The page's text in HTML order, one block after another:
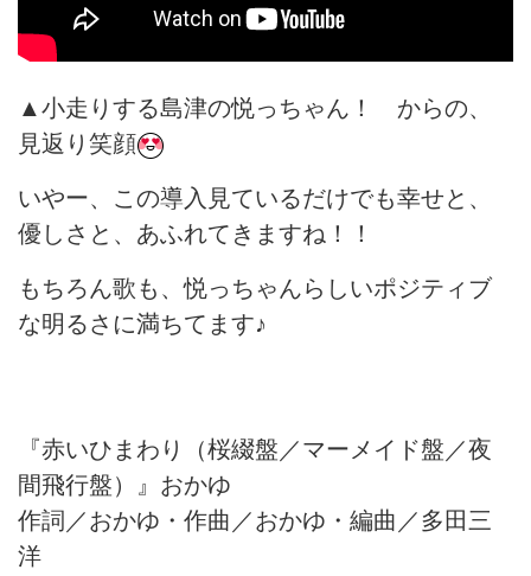
▲小走りする島津の悦っちゃん！ からの、
見返り笑顔
いやー、この導入見ているだけでも幸せと、
優しさと、あふれてきますね！！
もちろん歌も、悦っちゃんらしいポジティブ
な明るさに満ちてます♪
『赤いひまわり（桜綴盤／マーメイド盤／夜
間飛行盤）』おかゆ
作詞／おかゆ・作曲／おかゆ・編曲／多田三
洋